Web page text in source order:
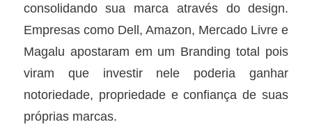
consolidando sua marca através do design.
Empresas como Dell, Amazon, Mercado Livre e
Magalu apostaram em um Branding total pois
viram que investir nele poderia ganhar
notoriedade, propriedade e confiança de suas
próprias marcas.